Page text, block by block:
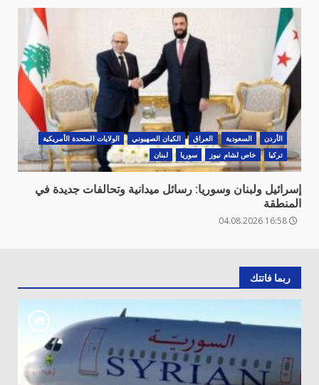
الأردن السعودية العراق الكيان الصهيوني
الولايات المتحدة الأمريكية
تركيا
خاص لشام نيوز سوريا لبنان
إسرائيل ولبنان وسوريا: رسائل ميدانية وتحالفات جديدة في
المنطقة
ربما فاتتك